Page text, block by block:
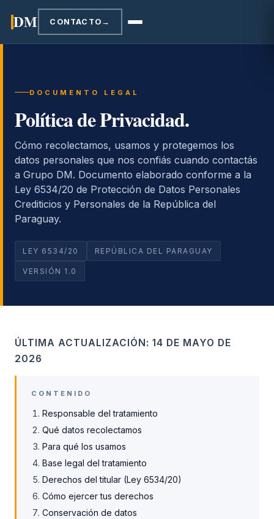
DM CONTACTO →
DOCUMENTO LEGAL
Política de Privacidad.
Cómo recolectamos, usamos y protegemos los
datos personales que nos confiás cuando contactás
a Grupo DM. Documento elaborado conforme a la
Ley 6534/20 de Protección de Datos Personales
Crediticios y Personales de la República del
Paraguay.
LEY 6534/20 REPÚBLICA DEL PARAGUAY
VERSIÓN 1.0
ÚLTIMA ACTUALIZACIÓN: 14 DE MAYO DE
2026
CONTENIDO
Responsable del tratamiento
Qué datos recolectamos
Para qué los usamos
Base legal del tratamiento
Derechos del titular (Ley 6534/20)
Cómo ejercer tus derechos
Conservación de datos